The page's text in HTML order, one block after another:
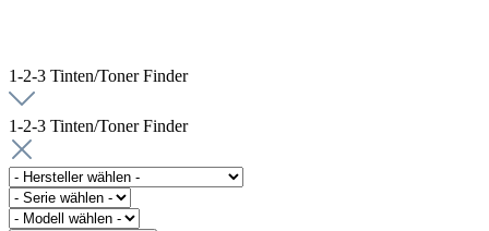
1-2-3 Tinten/Toner Finder
1-2-3 Tinten/Toner Finder